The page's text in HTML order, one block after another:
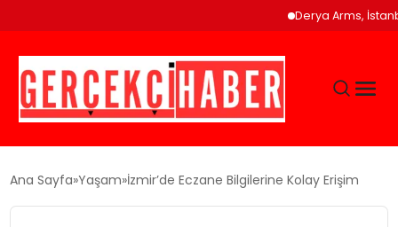
Derya Arms, İstanbul
GÜNCEL
Ana Sayfa Yaşam İzmir’de Eczane Bilgilerine Kolay Erişim